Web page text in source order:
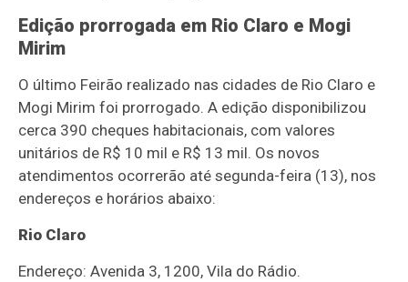
Edição prorrogada em Rio Claro e Mogi
Mirim
O último Feirão realizado nas cidades de Rio Claro e
Mogi Mirim foi prorrogado. A edição disponibilizou
cerca 390 cheques habitacionais, com valores
unitários de R$ 10 mil e R$ 13 mil. Os novos
atendimentos ocorrerão até segunda-feira (13), nos
endereços e horários abaixo:
Rio Claro
Endereço: Avenida 3, 1200, Vila do Rádio.